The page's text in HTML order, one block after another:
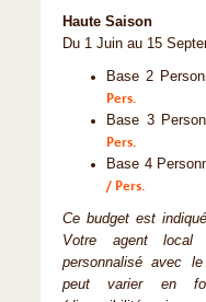
Haute Saison
Du 1 Juin au 15
Base 2
Pers.
Base 3
Pers.
Base 4
/ Pers.
Ce budget est
Votre agent
personnalisé avec
peut varier en